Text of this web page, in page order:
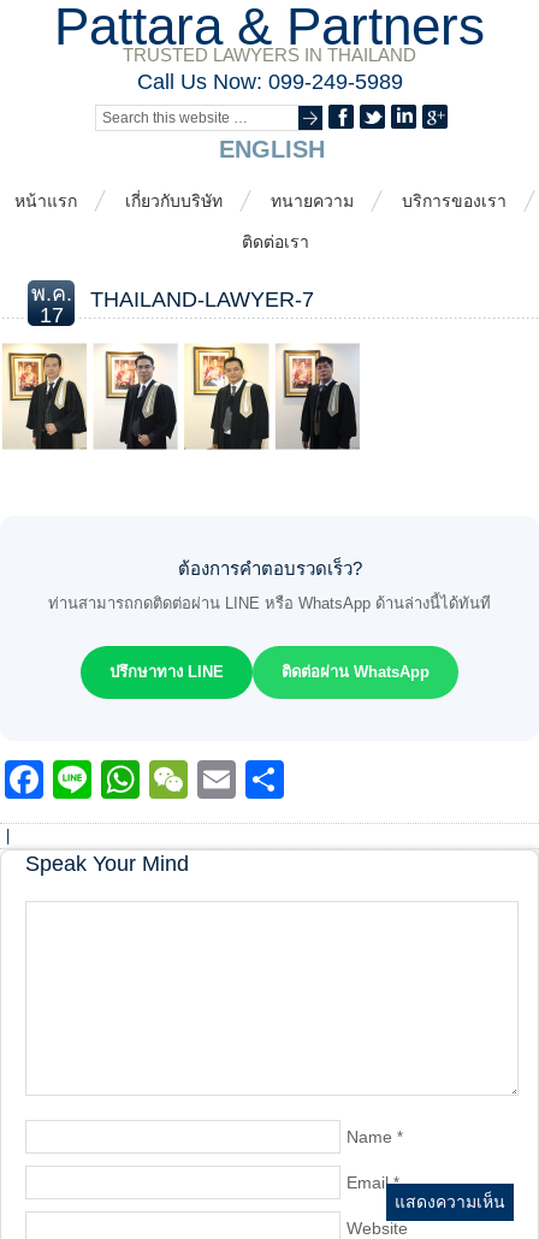
Pattara & Partners
TRUSTED LAWYERS IN THAILAND
Call Us Now: 099-249-5989
ENGLISH
หน้าแรก เกี่ยวกับบริษัท ทนายความ บริการของเรา
ติดต่อเรา
พ.ค.
17
THAILAND-LAWYER-7
ต้องการคำตอบรวดเร็ว?
ท่านสามารถกดติดต่อผ่าน LINE หรือ WhatsApp ด้านล่างนี้ได้ทันที
ปรึกษาทาง LINE ติดต่อผ่าน WhatsApp
Facebook
LineWhatsApp
WeChat
Email
Speak Your Mind
Name *
Email *
Website